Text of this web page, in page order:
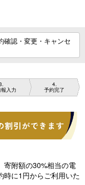
確認・変更・キャンセ
入力
4
予約完了
寄附額の30%相当の電
時に1円からご利用いた